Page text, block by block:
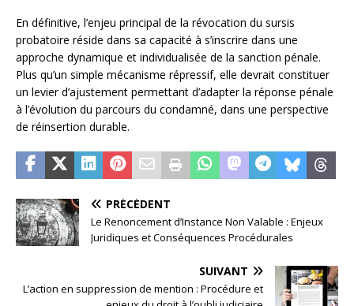
En définitive, l’enjeu principal de la révocation du sursis
probatoire réside dans sa capacité à s’inscrire dans une
approche dynamique et individualisée de la sanction pénale.
Plus qu’un simple mécanisme répressif, elle devrait constituer
un levier d’ajustement permettant d’adapter la réponse pénale
à l’évolution du parcours du condamné, dans une perspective
de réinsertion durable.
PRÉCÉDENT
Le Renoncement d’Instance Non Valable : Enjeux
Juridiques et Conséquences Procédurales
SUIVANT
L’action en suppression de mention : Procédure et